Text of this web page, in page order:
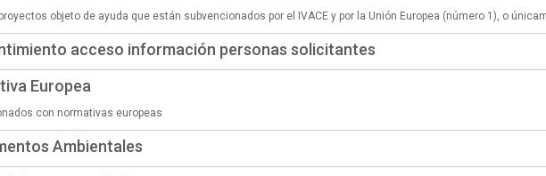
objeto de ayuda que están subvencionados por el IVACE y por la Unión Europea (número 1), o
acceso información personas solicitantes
Europea
con normativas europeas
Ambientales